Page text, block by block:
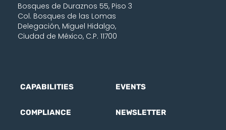
Bosques de Duraznos 55, Piso 3
Col. Bosques de las Lomas
Delegación, Miguel Hidalgo,
Ciudad de México, C.P. 11700
CAPABILITIES
COMPLIANCE
EVENTS
NEWSLETTER